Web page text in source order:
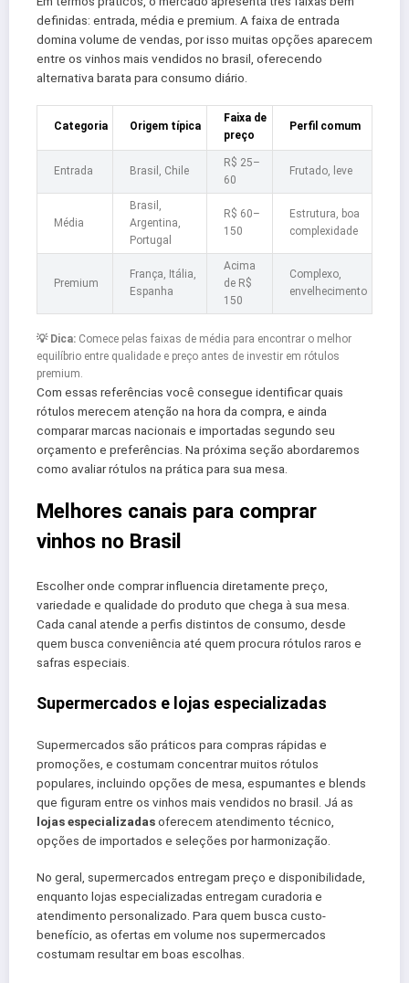
definidas: entrada, média e premium. A faixa de entrada
domina volume de vendas, por isso muitas opções aparecem
entre os vinhos mais vendidos no brasil, oferecendo
alternativa barata para consumo diário.
Categoria Origem típica
Faixa de
preço
Perfil comum
Entrada Brasil, Chile
R$ 25–
60
Frutado, leve
Média
Brasil,
Argentina,
Portugal
R$ 60–
150
Estrutura, boa
complexidade
Premium
França, Itália,
Espanha
Acima
de R$
150
Complexo,
envelhecimento
💡 Dica: Comece pelas faixas de média para encontrar o melhor
equilíbrio entre qualidade e preço antes de investir em rótulos
premium.
Com essas referências você consegue identificar quais
rótulos merecem atenção na hora da compra, e ainda
comparar marcas nacionais e importadas segundo seu
orçamento e preferências. Na próxima seção abordaremos
como avaliar rótulos na prática para sua mesa.
Melhores canais para comprar
vinhos no Brasil
Escolher onde comprar influencia diretamente preço,
variedade e qualidade do produto que chega à sua mesa.
Cada canal atende a perfis distintos de consumo, desde
quem busca conveniência até quem procura rótulos raros e
safras especiais.
Supermercados e lojas especializadas
Supermercados são práticos para compras rápidas e
promoções, e costumam concentrar muitos rótulos
populares, incluindo opções de mesa, espumantes e blends
que figuram entre os vinhos mais vendidos no brasil. Já as
lojas especializadasoferecem atendimento técnico,
opções de importados e seleções por harmonização.
No geral, supermercados entregam preço e disponibilidade,
enquanto lojas especializadas entregam curadoria e
atendimento personalizado. Para quem busca custo-
benefício, as ofertas em volume nos supermercados
costumam resultar em boas escolhas.